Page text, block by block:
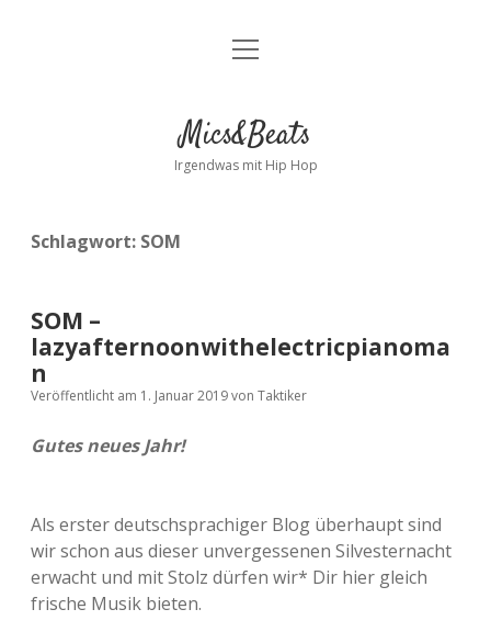
Kontakt
facebookinstagram
bandcamp
spotify
Menü
Mics&Beats
Irgendwas mit Hip Hop
Schlagwort: SOM
SOM –
lazyafternoonwithelectricpianoma
n
Veröffentlicht am 1. Januar 2019von Taktiker
Gutes neues Jahr!
Als erster deutschsprachiger Blog überhaupt sind
wir schon aus dieser unvergessenen Silvesternacht
erwacht und mit Stolz dürfen wir* Dir hier gleich
frische Musik bieten.